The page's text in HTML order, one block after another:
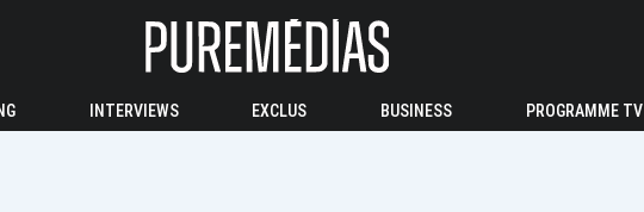
INTERVIEWS EXCLUS BUSINESS PROGRAMME TV